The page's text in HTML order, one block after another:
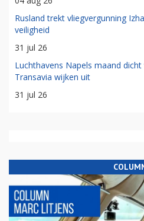
Rusland trekt vliegvergunning
veiligheid
31 jul 26
Luchthavens Napels maand
Transavia wijken uit
31 jul 26